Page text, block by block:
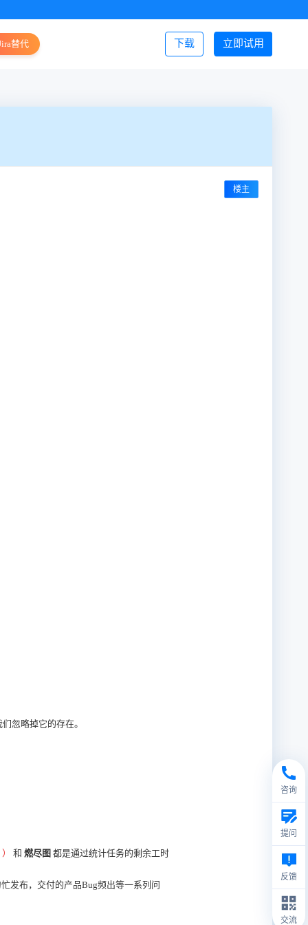
立即试用
下载
替代 登录/注册
楼主
忽略掉它的存在。
和 燃尽图 都是通过统计任务的剩余工时
发布，交付的产品Bug频出等一系列问
咨询
提问
反馈
交流